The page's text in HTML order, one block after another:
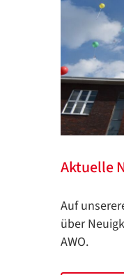
Aktuelle
Auf
über
AWO.